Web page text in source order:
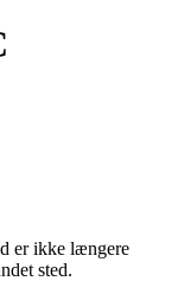
er ikke længere
sted.